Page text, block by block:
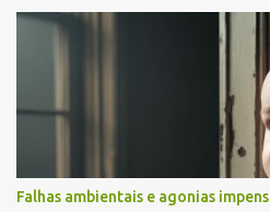
n
s
Falhas ambientais e agonias